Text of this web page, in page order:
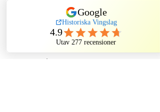
Spökmiddag på Sten Sture
Mer information
550,00 kr